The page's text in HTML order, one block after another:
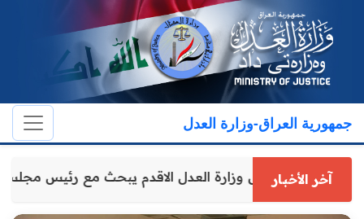
جمهورية العراق-وزارة العدل
آخر الأخبار وكيل وزارة العدل الاقدم يبحث مع رئيس